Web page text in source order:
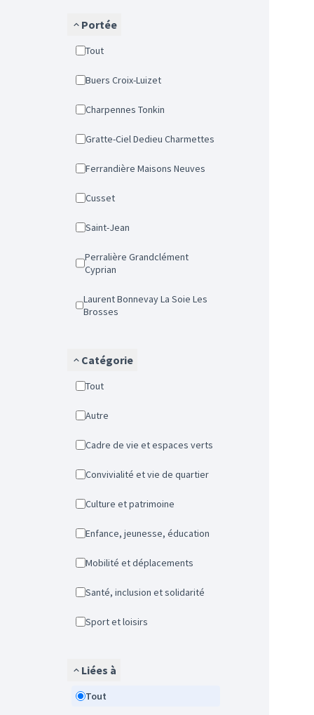
Portée
Tout
Buers Croix-Luizet
Charpennes Tonkin
Gratte-Ciel Dedieu Charmettes
Ferrandière Maisons Neuves
Cusset
Saint-Jean
Perralière Grandclément
Cyprian
Laurent Bonnevay La Soie Les
Brosses
Catégorie
Tout
Autre
Cadre de vie et espaces verts
Convivialité et vie de quartier
Culture et patrimoine
Enfance, jeunesse, éducation
Mobilité et déplacements
Santé, inclusion et solidarité
Sport et loisirs
Liées à
Tout